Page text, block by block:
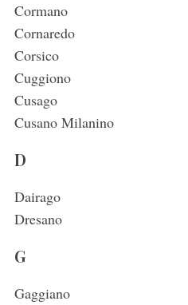
Cormano
Cornaredo
Corsico
Cuggiono
Cusago
Cusano Milanino
D
Dairago
Dresano
G
Gaggiano
S
e